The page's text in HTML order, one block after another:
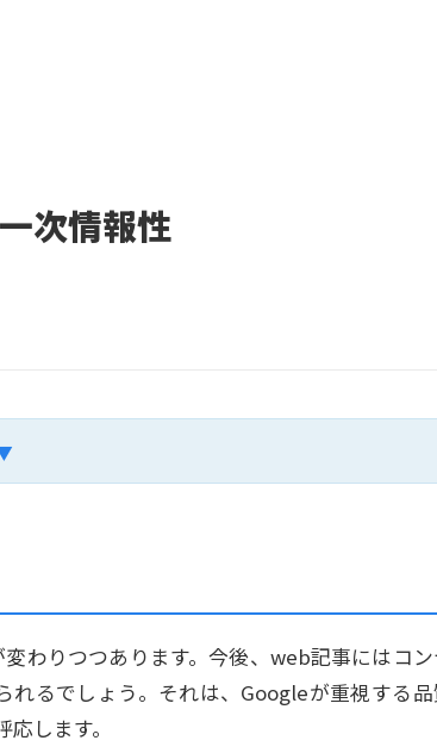
次情報性
わりつつあります。今後、web記事にはコ
れるでしょう。それは、Googleが重視する
します。